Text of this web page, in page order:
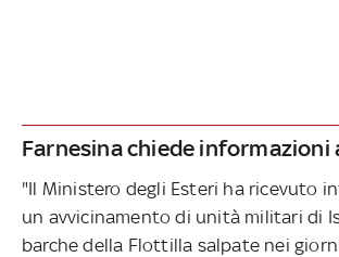
Farnesina chiede informazioni
"Il Ministero degli Esteri ha ricevuto
un avvicinamento di unità militari di
barche della Flottilla salpate nei